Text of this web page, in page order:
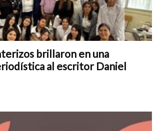
brillaron en una
al escritor Daniel